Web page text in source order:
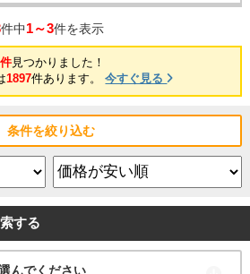
件中1～3件を表示
見つかりました！
1897件あります。今すぐ見る
条件を絞り込む
する
んでください